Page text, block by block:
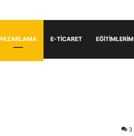
E-TICARET EĞITIMLERIM
3